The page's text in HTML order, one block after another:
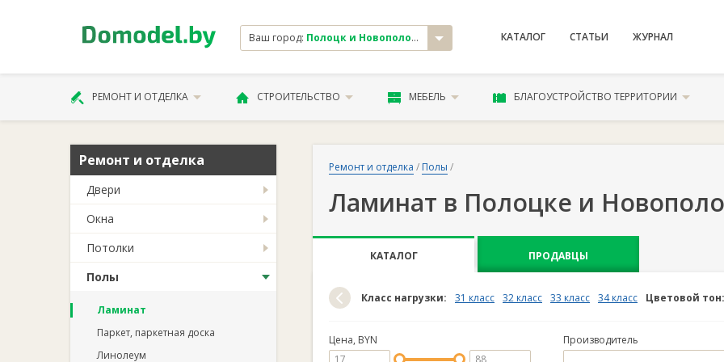
Ваш город: Полоцк и Новополоцк КАТАЛОГ СТАТЬИ ЖУРНАЛ
РЕМОНТ И ОТДЕЛКА СТРОИТЕЛЬСТВО МЕБЕЛЬ БЛАГОУСТРОЙСТВО ТЕРРИТОРИИ
Ремонт и отделка
Двери
Окна
Потолки
Полы
Ламинат
Паркет, паркетная доска
Линолеум
Ремонт и отделка / Полы /
Ламинат в Полоцке и
КАТАЛОГ ПРОДАВЦЫ
Класс нагрузки: 31 класс 32 класс 33 класс 34 класс Цветовой тон:
Цена, BYN Производитель